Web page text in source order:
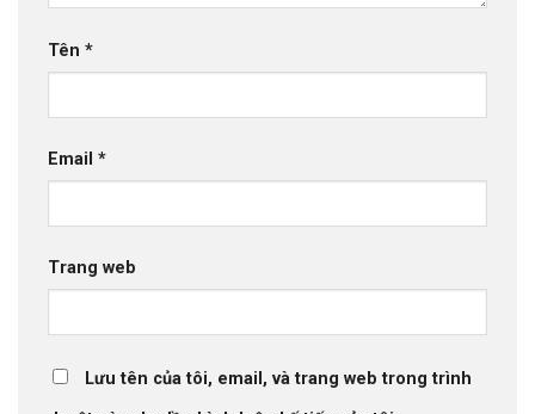
Tên *
Email *
Trang web
Lưu tên của tôi, email, và trang web trong trình